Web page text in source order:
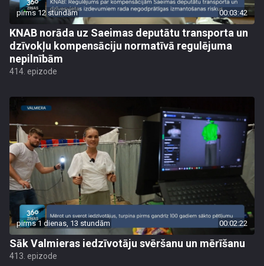
pirms 12 stundām 00:03:42
KNAB norāda uz Saeimas deputātu transporta un
dzīvokļu kompensāciju normatīvā regulējuma
nepilnībām
414. epizode
pirms 1 dienas, 13 stundām 00:02:22
Sāk Valmieras iedzīvotāju svēršanu un mērīšanu
413. epizode